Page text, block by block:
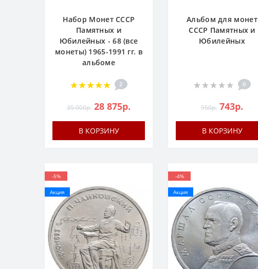
Набор Монет СССР
Памятных и
Юбилейных - 68 (все
монеты) 1965-1991 гг. в
альбоме
2
35 000р. 28 875р.
В КОРЗИНУ
Альбом для монет
СССР Памятных и
Юбилейных
0
950р. 743р.
В КОРЗИНУ
-5%
Акция
-4%
Акция